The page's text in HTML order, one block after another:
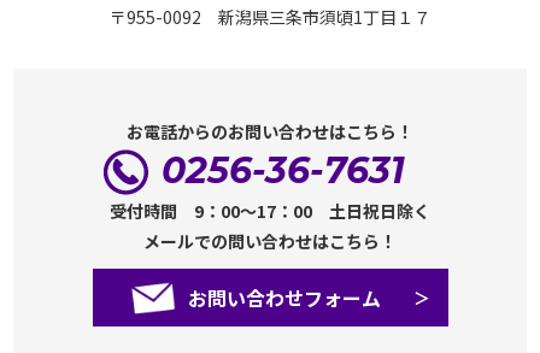
〒955-0092 新潟県三条市須頃1丁目１７
お電話からのお問い合わせはこちら！
0256-36-7631
受付時間 9：00～17：00 土日祝日除く
メールでの問い合わせはこちら！
お問い合わせフォーム